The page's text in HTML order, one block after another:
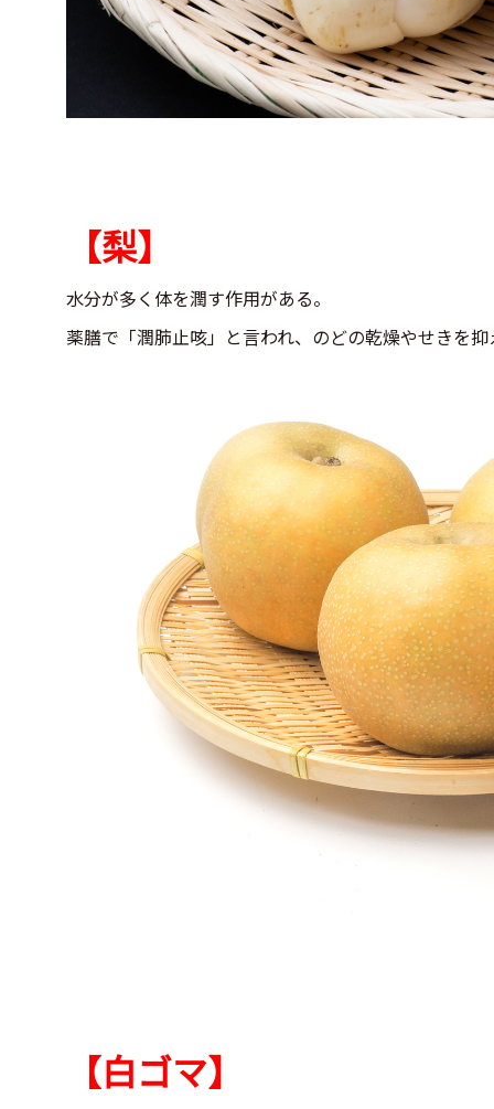
【梨】
水分が多く体を潤す作用がある。
薬膳で「潤肺止咳」と言われ、のどの乾燥やせきを
【白ゴマ】